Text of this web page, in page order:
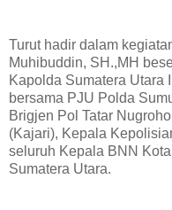
Turut hadir dalam
Muhibuddin, SH.,MH
Kapolda Sumatera Utara
bersama PJU Polda
Brigjen Pol Tatar
(Kajari), Kepala
seluruh Kepala BNN
Sumatera Utara.